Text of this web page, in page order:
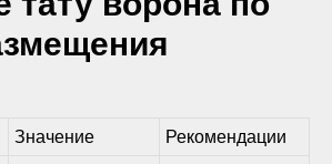
Значение
Рекомендации